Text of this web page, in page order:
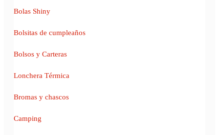
Bolas Shiny
Bolsitas de cumpleaños
Bolsos y Carteras
Lonchera Térmica
Bromas y chascos
Camping